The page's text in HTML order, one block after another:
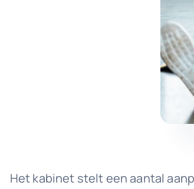
Het kabinet stelt een aantal